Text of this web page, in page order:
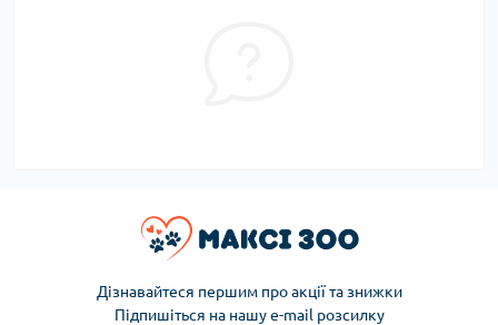
Дізнавайтеся першим про акції та знижки
Підпишіться на нашу e-mail розсилку